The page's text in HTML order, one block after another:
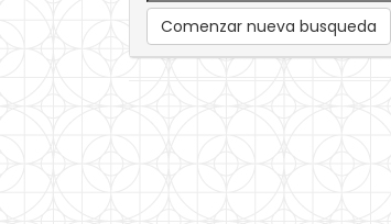
Comenzar nueva busqueda